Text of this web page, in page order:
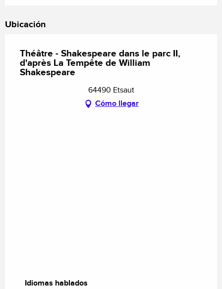
Ubicación
Théâtre - Shakespeare dans le parc II,
d'après La Tempête de William
Shakespeare
64490 Etsaut
Cómo llegar
Idiomas hablados
Idiomas hablados